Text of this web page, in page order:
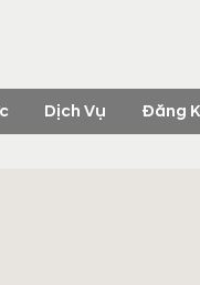
Dịch Vụ Đăng